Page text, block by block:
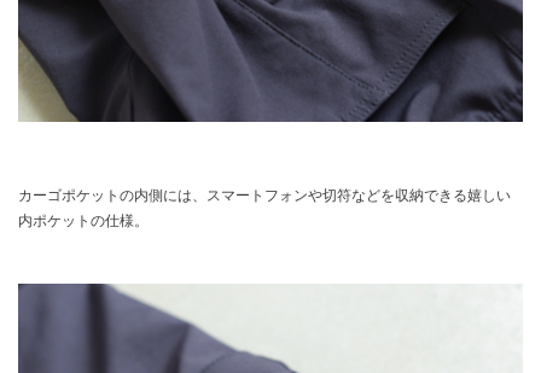
カーゴポケットの内側には、スマートフォンや切符などを収納できる嬉しい
内ポケットの仕様。